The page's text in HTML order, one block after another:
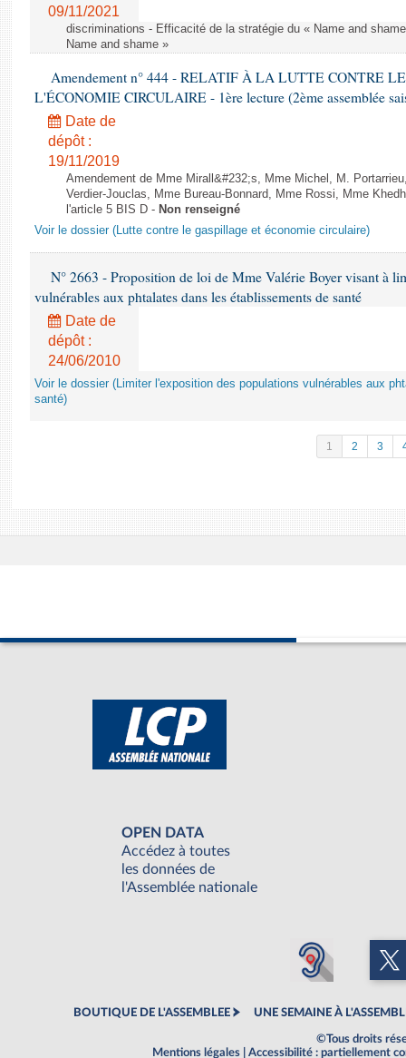
09/11/2021
discriminations - Efficacité de la stratégie du « Name and
Name and shame »
Amendement n° 444 - RELATIF À LA LUTTE CONTRE
L'ÉCONOMIE CIRCULAIRE - 1ère lecture (2ème assemblée
Date de
dépôt :
19/11/2019
Amendement de Mme Mirall&#232;s, Mme Michel, M.
Verdier-Jouclas, Mme Bureau-Bonnard, Mme Rossi, Mme
l'article 5 BIS D - Non renseigné
Voir le dossier (Lutte contre le gaspillage et économie circulaire)
N° 2663 - Proposition de loi de Mme Valérie Boyer visant à
vulnérables aux phtalates dans les établissements de santé
Date de
dépôt :
24/06/2010
Voir le dossier (Limiter l'exposition des populations vulnérables aux
santé)
1 2 3
OPEN DATA
Accédez à toutes
les données de
l'Assemblée nationale
BOUTIQUE DE L'ASSEMBLEE UNE SEMAINE À
©Tous droits
Mentions légales
Accessibilité : partiellement